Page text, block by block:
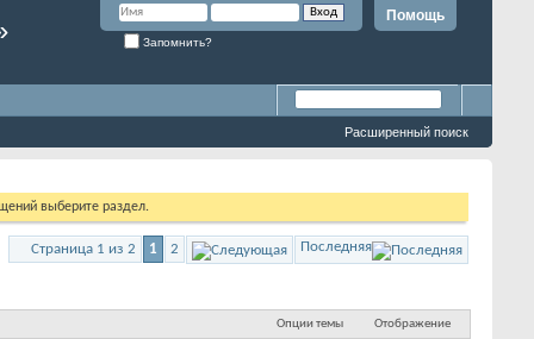
Помощь
Запомнить?
Расширенный поиск
выберите раздел.
Страница 1 из 2 1 2 Последняя
Опции темы Отображение